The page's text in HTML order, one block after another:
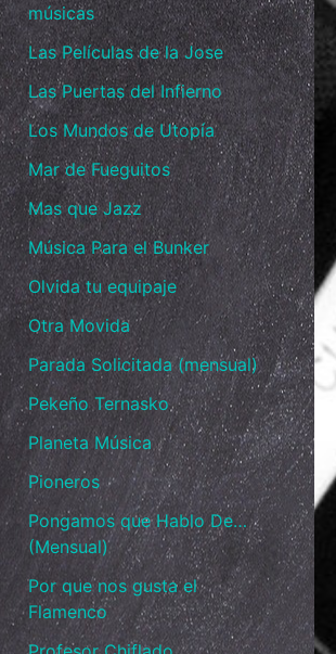
músicas
Las Películas de la Jose
Las Puertas del Infierno
Los Mundos de Utopía
Mar de Fueguitos
Mas que Jazz
Música Para el Bunker
Olvida tu equipaje
Otra Movida
Parada Solicitada (mensual)
Pekeño Ternasko
Planeta Música
Pioneros
Pongamos que Hablo De…
(Mensual)
Por que nos gusta el
Flamenco